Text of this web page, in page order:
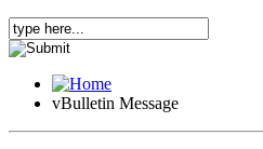
vBulletin Message